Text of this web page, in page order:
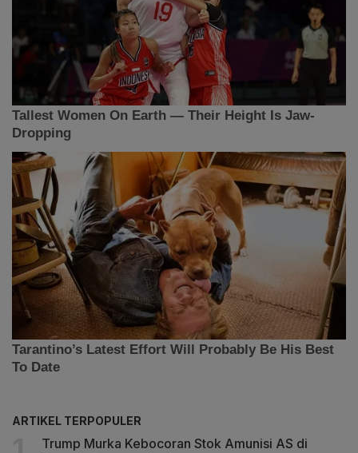
ARTIKEL TERPOPULER
Trump Murka Kebocoran Stok Amunisi AS di